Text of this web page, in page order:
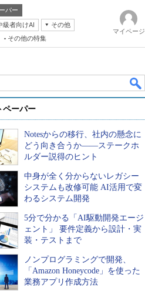
パー
級者向けAI
その他
その他の特集
マイページ
ペーパー
Notesからの移行、社内の懸念に
どう向き合うか――ステークホ
ルダー説得のヒント
中身が全く分からないレガシー
システムも改修可能 AI活用で変
わるシステム開発
5分で分かる「AI駆動開発エージ
ェント」 要件定義から設計・実
装・テストまで
ノンプログラミングで開発、
「Amazon Honeycode」を使った
業務アプリ作成方法